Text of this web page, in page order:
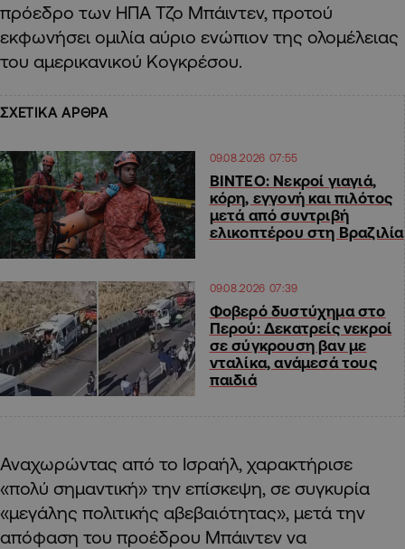
πρόεδρο των ΗΠΑ Τζο Μπάιντεν, προτού
εκφωνήσει ομιλία αύριο ενώπιον της ολομέλειας
του αμερικανικού Κογκρέσου.
ΣΧΕΤΙΚΑ ΑΡΘΡΑ
09.08.2026 07:55
ΒΙΝΤΕΟ: Νεκροί γιαγιά,
κόρη, εγγονή και πιλότος
μετά από συντριβή
ελικοπτέρου στη Βραζιλία
09.08.2026 07:39
Φοβερό δυστύχημα στο
Περού: Δεκατρείς νεκροί
σε σύγκρουση βαν με
νταλίκα, ανάμεσά τους
παιδιά
Αναχωρώντας από το Ισραήλ, χαρακτήρισε
«πολύ σημαντική» την επίσκεψη, σε συγκυρία
«μεγάλης πολιτικής αβεβαιότητας», μετά την
απόφαση του προέδρου Μπάιντεν να